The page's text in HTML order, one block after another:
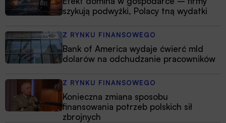
szykują podwyżki, Polacy tną wydatki
Z RYNKU FINANSOWEGO
Bank of America wydaje ćwierć mld
dolarów na odchudzanie pracowników
Z RYNKU FINANSOWEGO
Konieczna zmiana sposobu
finansowania potrzeb polskich sił
zbrojnych